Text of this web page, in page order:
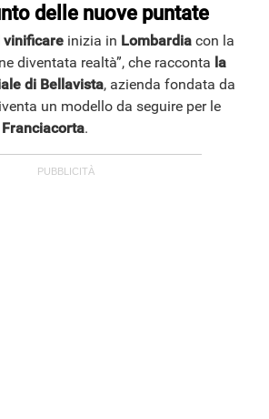
delle nuove puntate
vinificare inizia in Lombardia con la
diventata realtà”, che racconta la
di Bellavista, azienda fondata da
un modello da seguire per le
Franciacorta.